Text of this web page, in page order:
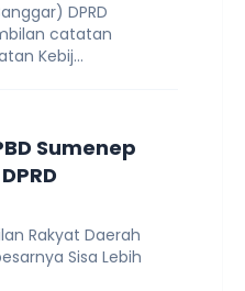
DPRD
catatan
Kebij...
Sumenep
Rakyat Daerah
Sisa Lebih